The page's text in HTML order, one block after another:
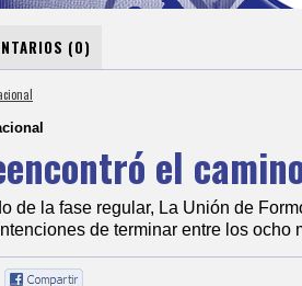
(0)
el
de la fase regular, La Unión de
de terminar entre los ocho